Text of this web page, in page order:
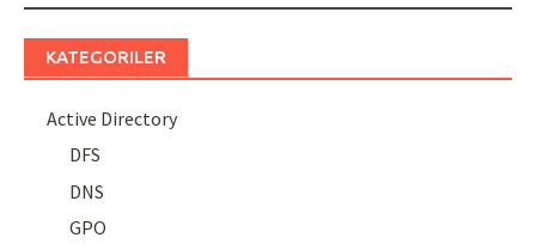
KATEGORILER
Active Directory
DFS
DNS
GPO